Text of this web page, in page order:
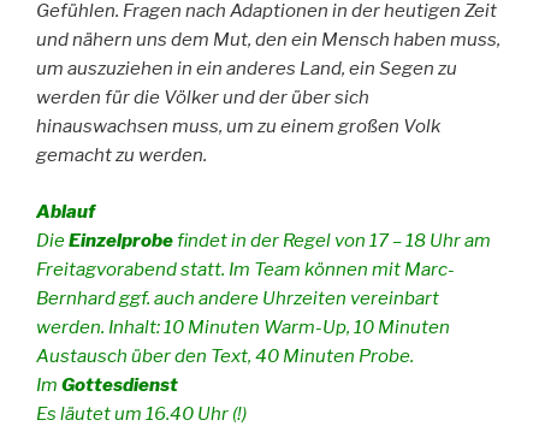
Gefühlen. Fragen nach Adaptionen in der heutigen Zeit
und nähern uns dem Mut, den ein Mensch haben muss,
um auszuziehen in ein anderes Land, ein Segen zu
werden für die Völker und der über sich
hinauswachsen muss, um zu einem großen Volk
gemacht zu werden.
Ablauf
DieEinzelprobefindet in der Regel von 17 – 18 Uhr am
Freitagvorabend statt. Im Team können mit Marc-
Bernhard ggf. auch andere Uhrzeiten vereinbart
werden. Inhalt: 10 Minuten Warm-Up, 10 Minuten
Austausch über den Text, 40 Minuten Probe.
Im Gottesdienst
Es läutet um 16.40 Uhr (!)